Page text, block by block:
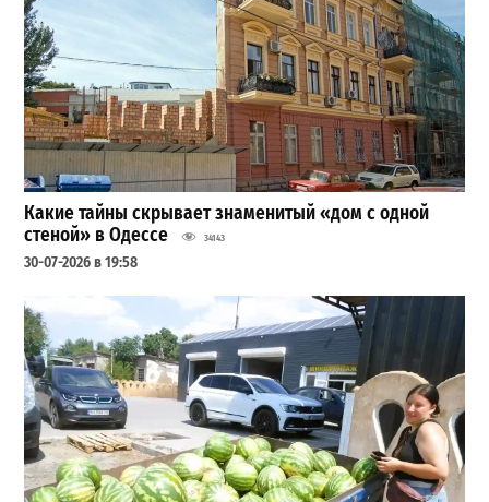
Какие тайны скрывает знаменитый «дом с одной
стеной» в Одессе
34143
30-07-2026 в 19:58